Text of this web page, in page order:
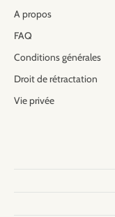
A propos
FAQ
Conditions générales
Droit de rétractation
Vie privée